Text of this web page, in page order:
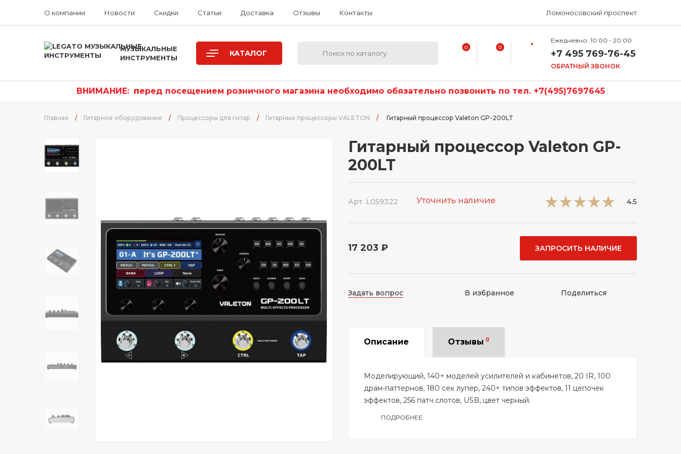
О компании Новости Скидки Статьи Доставка Отзывы Контакты Ломоносовский проспект
МУЗЫКАЛЬНЫЕ
ИНСТРУМЕНТЫ
КАТАЛОГ
0 0
Ежедневно: 10:00 - 20:00
+7 495 769-76-45
ОБРАТНЫЙ ЗВОНОК
ВНИМАНИЕ: перед посещением розничного магазина необходимо обязательно позвонить по тел. +7(495)7697645
Главная / Гитарное оборудование / Процессоры для гитар / Гитарные процессоры VALETON / Гитарный процессор Valeton GP-200LT
Гитарный процессор Valeton GP-
200LT
Арт. L059322 Уточнить наличие 4.5
17 203 ₽ ЗАПРОСИТЬ НАЛИЧИЕ
Задать вопрос В избранное Поделиться
Описание Отзывы 0
Моделирующий, 140+ моделей усилителей и кабинетов, 20 IR, 100
драм-паттернов, 180 сек лупер, 240+ типов эффектов, 11 цепочек
эффектов, 256 патч слотов, USB, цвет черный.
ПОДРОБНЕЕ